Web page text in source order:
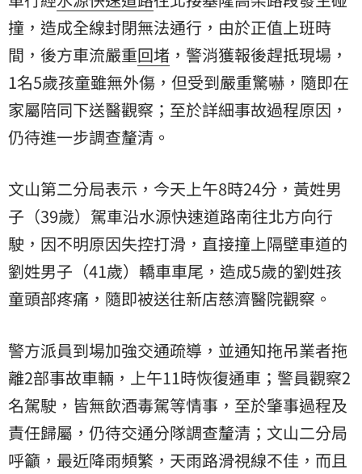
撞，造成全線封閉無法通行，由於正值上班時
間，後方車流嚴重回堵 ，警消獲報後趕抵現場，
1名5歲孩童雖無外傷，但受到嚴重驚嚇，隨即在
家屬陪同下送醫觀察；至於詳細事故過程原因，
仍待進一步調查釐清。
文山第二分局表示，今天上午8時24分，黃姓男
子（39歲）駕車沿水源快速道路南往北方向行
駛，因不明原因失控打滑，直接撞上隔壁車道的
劉姓男子（41歲）轎車車尾，造成5歲的劉姓孩
童頭部疼痛，隨即被送往新店慈濟醫院觀察。
警方派員到場加強交通疏導，並通知拖吊業者拖
離2部事故車輛，上午11時恢復通車；警員觀察2
名駕駛，皆無飲酒毒駕等情事，至於肇事過程及
責任歸屬，仍待交通分隊調查釐清；文山二分局
呼籲，最近降雨頻繁，天雨路滑視線不佳，而且